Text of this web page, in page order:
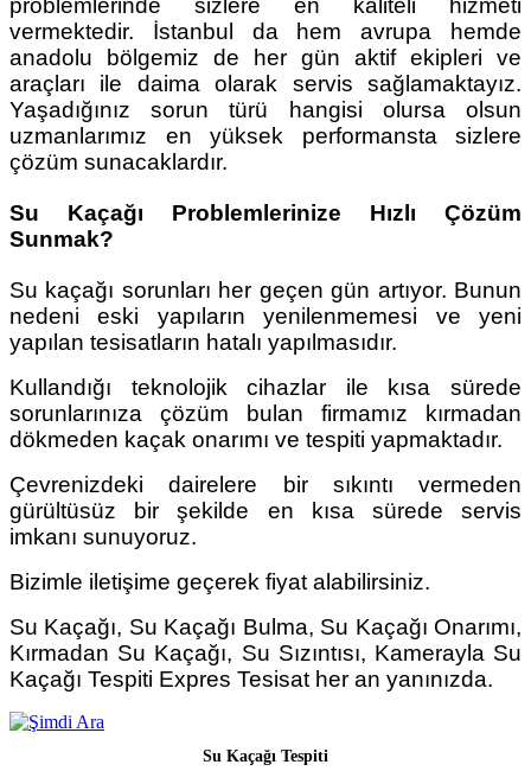
vermektedir. İstanbul da hem avrupa hemde
anadolu bölgemiz de her gün aktif ekipleri ve
araçları ile daima olarak servis sağlamaktayız.
Yaşadığınız sorun türü hangisi olursa olsun
uzmanlarımız en yüksek performansta sizlere
çözüm sunacaklardır.
Su Kaçağı Problemlerinize Hızlı Çözüm
Sunmak?
Su kaçağı sorunları her geçen gün artıyor. Bunun
nedeni eski yapıların yenilenmemesi ve yeni
yapılan tesisatların hatalı yapılmasıdır.
Kullandığı teknolojik cihazlar ile kısa sürede
sorunlarınıza çözüm bulan firmamız kırmadan
dökmeden kaçak onarımı ve tespiti yapmaktadır.
Çevrenizdeki dairelere bir sıkıntı vermeden
gürültüsüz bir şekilde en kısa sürede servis
imkanı sunuyoruz.
Bizimle iletişime geçerek fiyat alabilirsiniz.
Su Kaçağı, Su Kaçağı Bulma, Su Kaçağı Onarımı,
Kırmadan Su Kaçağı, Su Sızıntısı, Kamerayla Su
Kaçağı Tespiti Expres Tesisat her an yanınızda.
Su Kaçağı Tespiti